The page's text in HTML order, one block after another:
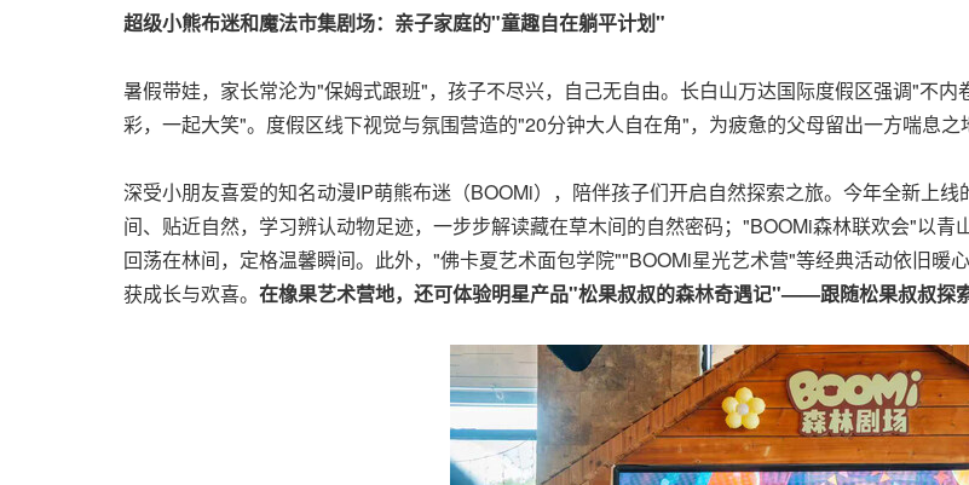
超级小熊布迷和魔法市集剧场：亲子家庭的"童趣自在躺平计划"
暑假带娃，家长常沦为"保姆式跟班"，孩子不尽兴，自己无自由。长白山万达国际度假区强调"不
彩，一起大笑"。度假区线下视觉与氛围营造的"20分钟大人自在角"，为疲惫的父母留出一方喘息
深受小朋友喜爱的知名动漫IP萌熊布迷（BOOMi），陪伴孩子们开启自然探索之旅。今年全新上
间、贴近自然，学习辨认动物足迹，一步步解读藏在草木间的自然密码；"BOOMi森林联欢会"以
回荡在林间，定格温馨瞬间。此外，"佛卡夏艺术面包学院""BOOMi星光艺术营"等经典活动依旧暖
获成长与欢喜。 在橡果艺术营地，还可体验明星产品"松果叔叔的森林奇遇记"——跟随松果叔叔探